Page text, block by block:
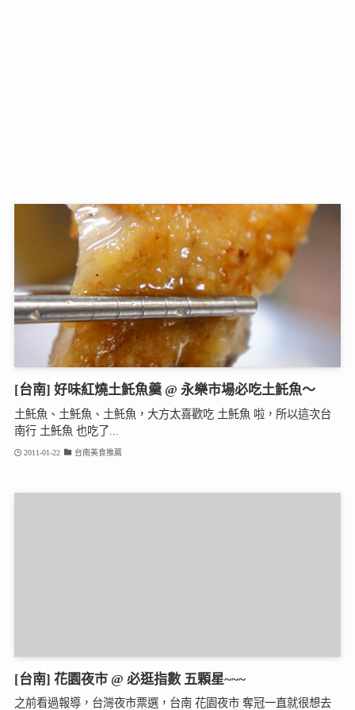
[台南] 好味紅燒土魠魚羹 @ 永樂市場必吃土魠魚～
土魠魚、土魠魚、土魠魚，大方太喜歡吃 土魠魚 啦，所以這次台
南行 土魠魚 也吃了...
2011-01-22 台南美食推薦
[台南] 花園夜市 @ 必逛指數 五顆星~~~
之前看過報導，台灣夜市票選，台南 花園夜市 奪冠一直就很想去